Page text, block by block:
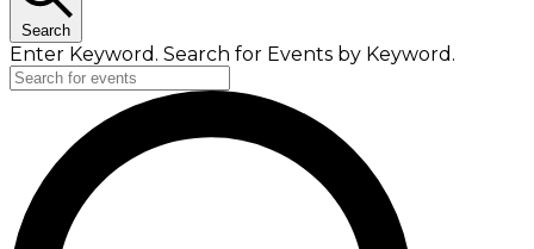
Search
Enter Keyword. Search for Events by Keyword.